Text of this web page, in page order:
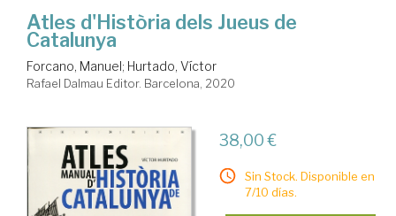
Atles d'Història dels Jueus de
Catalunya
Forcano, Manuel; Hurtado, Víctor
Rafael Dalmau Editor. Barcelona, 2020
38,00 €
Sin Stock. Disponible en
7/10 días.